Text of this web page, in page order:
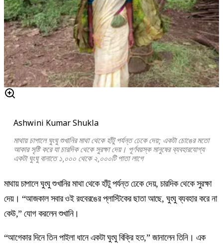
Ashwini Kumar Shukla
মাথায় চাপালে ঘুংঘু শুখানির মাথা থেকে হাঁটু পর্যন্ত ঢেকে দেয়; একটা চোঙের মতো
আকার সৃষ্টি করে যা চারদিক থেকে সুরক্ষা দেয়। পূর্ণবয়স্ক মানুষের ব্যবহারযোগ্য
একটা ঘুংঘু বানাতে ১,০০০ থেকে ২,০০০টি পাতা লাগে
মাথায় চাপালে ঘুংঘু শুখানির মাথা থেকে হাঁটু পর্যন্ত ঢেকে দেয়, চারদিক থেকে সুরক্ষা
দেয়। “আজকাল সবার ওই রংবেরঙের প্লাস্টিকের ছাতা আছে, ঘুংঘু ব্যবহার করে না
কেউ,” যোগ করলেন শুখানি।
“আগেকার দিনে তিন পাইলা ধানে একটা ঘুংঘু বিক্রি হত,” জানালেন তিনি। এক